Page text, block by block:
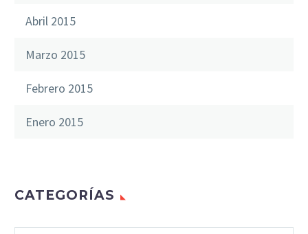
Abril 2015
Marzo 2015
Febrero 2015
Enero 2015
CATEGORÍAS